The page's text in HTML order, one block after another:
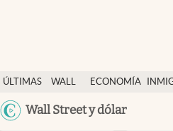
ÚLTIMAS
NOTICIAS
WALL
ECONOMÍA
Wall Street y dólar
Finanzas y economía
Wall Street y dólar